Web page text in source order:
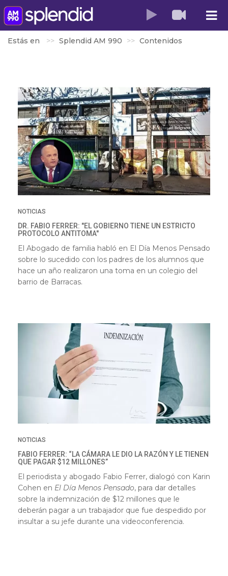
Estás en Splendid AM 990 Contenidos
NOTICIAS
DR. FABIO FERRER: "EL GOBIERNO TIENE UN ESTRICTO
PROTOCOLO ANTITOMA"
El Abogado de familia habló en El Día Menos Pensado
sobre lo sucedido con los padres de los alumnos que
hace un año realizaron una toma en un colegio del
barrio de Barracas.
NOTICIAS
FABIO FERRER: “LA CÁMARA LE DIO LA RAZÓN Y LE TIENEN
QUE PAGAR $12 MILLONES”
El periodista y abogado Fabio Ferrer, dialogó con Karin
Cohen en El Día Menos Pensado, para dar detalles
sobre la indemnización de $12 millones que le
deberán pagar a un trabajador que fue despedido por
insultar a su jefe durante una videoconferencia.